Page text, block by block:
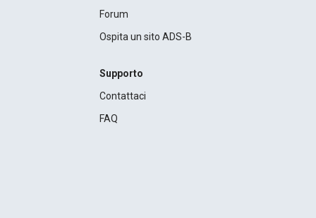
Forum
Ospita un sito ADS-B
Supporto
Contattaci
FAQ